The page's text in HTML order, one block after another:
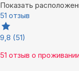
Показать
51 отзыв
9,8 (51)
51 отзыв о